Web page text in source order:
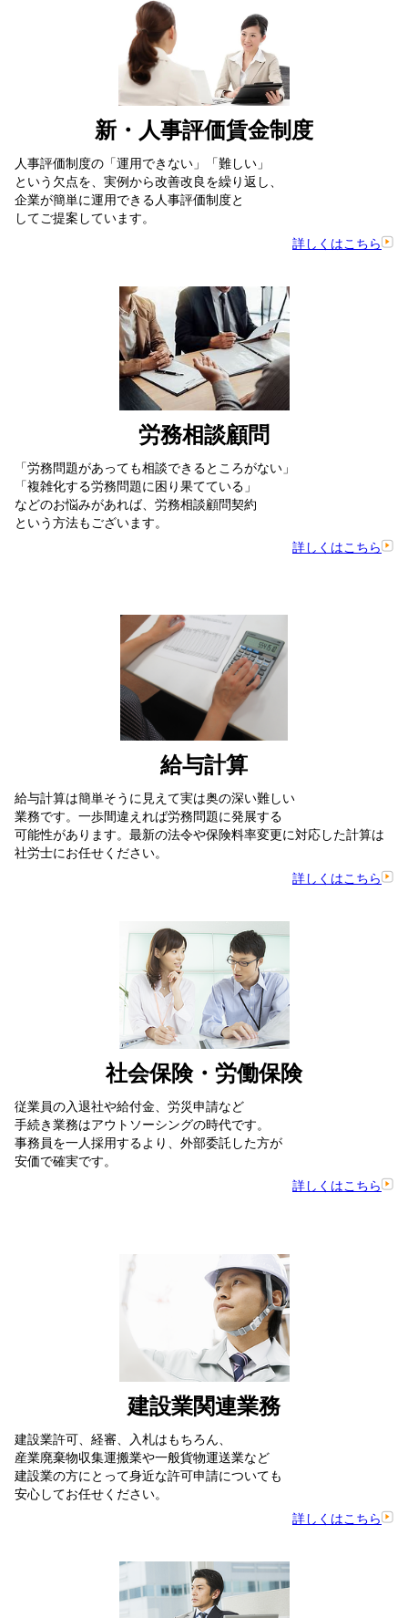
新・人事評価賃金制度
人事評価制度の「運用できない」「難しい」
という欠点を、実例から改善改良を繰り返し、
企業が簡単に運用できる人事評価制度と
してご提案しています。
詳しくはこちら
労務相談顧問
「労務問題があっても相談できるところがない」
「複雑化する労務問題に困り果てている」
などのお悩みがあれば、労務相談顧問契約
という方法もございます。
詳しくはこちら
給与計算
給与計算は簡単そうに見えて実は奥の深い難しい
業務です。一歩間違えれば労務問題に発展する
可能性があります。最新の法令や保険料率変更に対応した計算は
社労士にお任せください。
詳しくはこちら
社会保険・労働保険
従業員の入退社や給付金、労災申請など
手続き業務はアウトソーシングの時代です。
事務員を一人採用するより、外部委託した方が
安価で確実です。
詳しくはこちら
建設業関連業務
建設業許可、経審、入札はもちろん、
産業廃棄物収集運搬業や一般貨物運送業など
建設業の方にとって身近な許可申請についても
安心してお任せください。
詳しくはこちら